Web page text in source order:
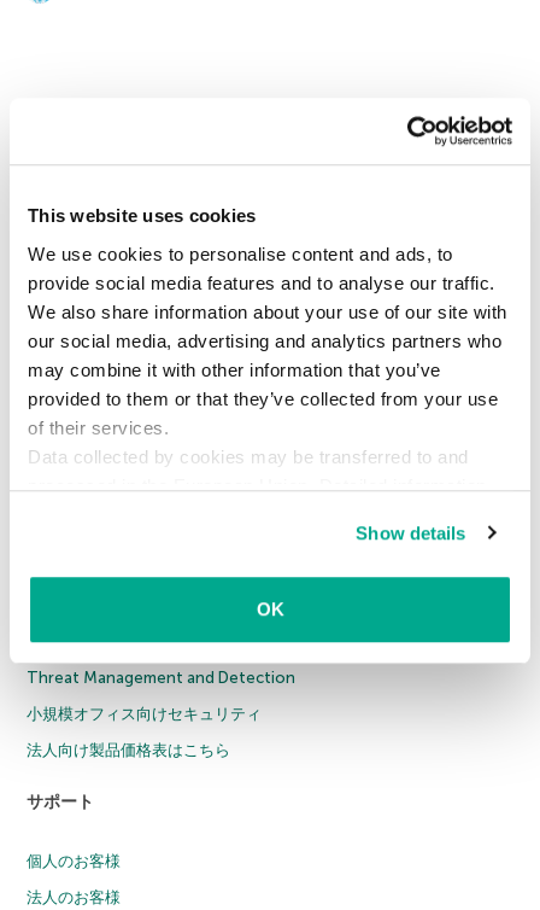
This website uses cookies
We use cookies to personalise content and ads, to
provide social media features and to analyse our traffic.
We also share information about your use of our site with
our social media, advertising and analytics partners who
may combine it with other information that you’ve
provided to them or that they’ve collected from your use
of their services.
Data collected by cookies may be transferred to and
processed in the European Union. Detailed information
Show details
OK
カスペルスキー スタンダード
カスペルスキー プレミアム
全製品
法人のお客様
エンドポイントセキュリティ
ハイブリッドクラウド環境セキュリティ
Web セキュリティ
Threat Intelligence
Threat Management and Detection
小規模オフィス向けセキュリティ
法人向け製品価格表はこちら
サポート
個人のお客様
法人のお客様